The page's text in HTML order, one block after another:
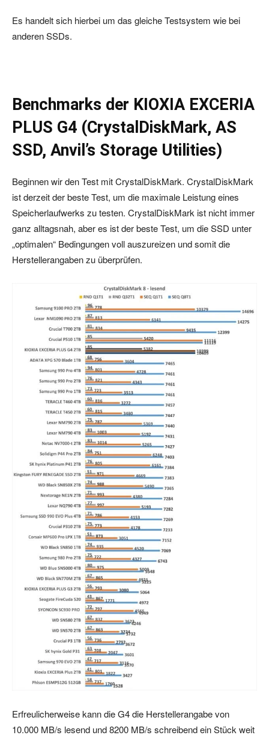
Es handelt sich hierbei um das gleiche Testsystem wie bei
anderen SSDs.
Benchmarks der KIOXIA EXCERIA
PLUS G4 (CrystalDiskMark, AS
SSD, Anvil’s Storage Utilities)
Beginnen wir den Test mit CrystalDiskMark. CrystalDiskMark
ist derzeit der beste Test, um die maximale Leistung eines
Speicherlaufwerks zu testen. CrystalDiskMark ist nicht immer
ganz alltagsnah, aber es ist der beste Test, um die SSD unter
„optimalen“ Bedingungen voll auszureizen und somit die
Herstellerangaben zu überprüfen.
Erfreulicherweise kann die G4 die Herstellerangabe von
10.000 MB/s lesend und 8200 MB/s schreibend ein Stück weit